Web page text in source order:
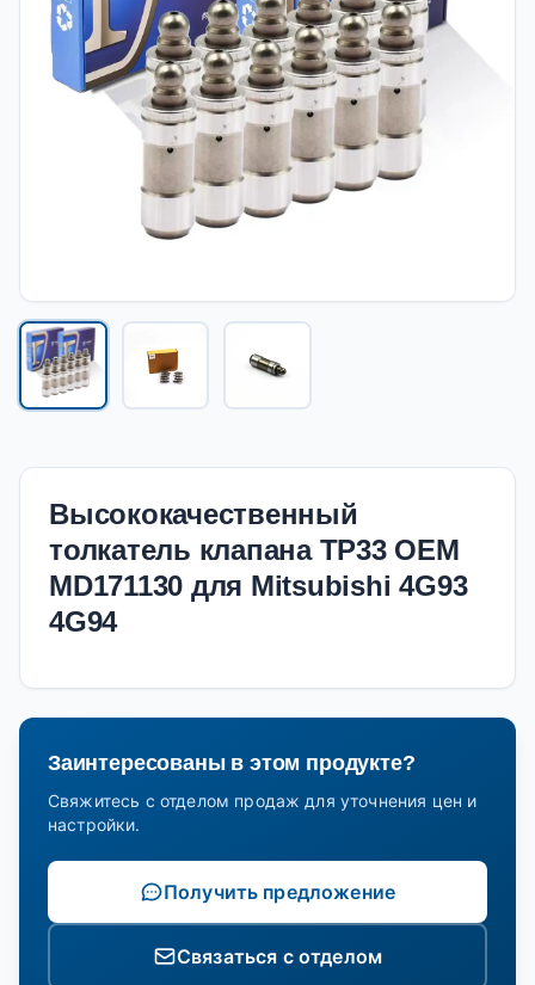
Высококачественный
толкатель клапана TP33 OEM
MD171130 для Mitsubishi 4G93
4G94
Заинтересованы в этом продукте?
Свяжитесь с отделом продаж для уточнения цен и
настройки.
Получить предложение
Связаться с отделом